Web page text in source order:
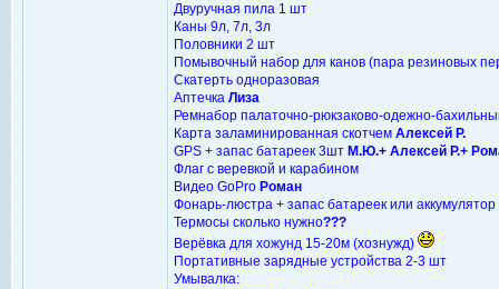
Двуручная пила 1 шт
Каны 9л, 7л, 3л
Половники 2 шт
Помывочный набор для канов (пара резиновых
Скатерть одноразовая
Аптечка Лиза
Ремнабор палаточно-рюкзаково-одежно-
Карта заламинированная скотчем Алексей Р.
GPS + запас батареек 3шт М.Ю.+ Алексей Р.+
Флаг с веревкой и карабином
Видео GoPro Роман
Фонарь-люстра + запас батареек или аккумулятор
Термосы сколько нужно???
Верёвка для хожунд 15-20м (хознужд)
Портативные зарядные устройства 2-3 шт
Умывалка: